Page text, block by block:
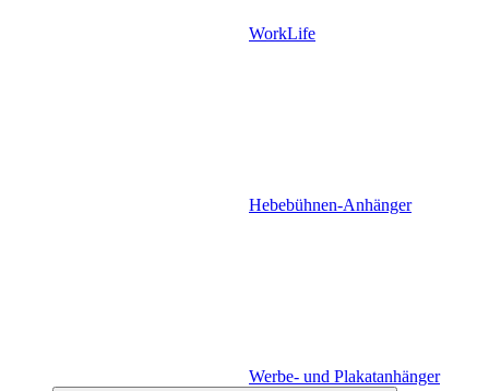
WorkLife
Hebebühnen-Anhänger
Werbe- und Plakatanhänger